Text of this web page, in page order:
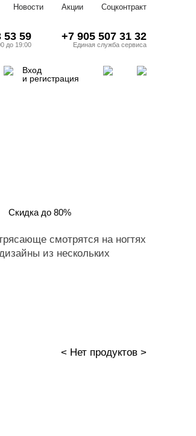
Новости Акции Соцконтракт
53 59
до 19:00
+7 905 507 31 32
Единая служба сервиса
Вход
и регистрация
Скидка до 80%
смотрятся на ногтях
из нескольких
< Нет продуктов >